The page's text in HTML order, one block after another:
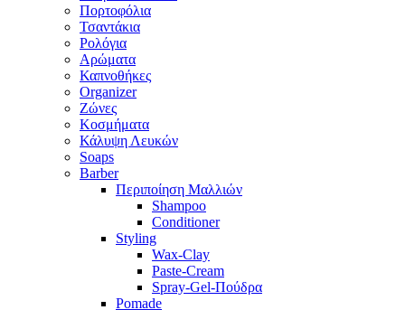
Πορτοφόλια
Τσαντάκια
Ρολόγια
Αρώματα
Καπνοθήκες
Organizer
Ζώνες
Κοσμήματα
Κάλυψη Λευκών
Soaps
Barber
Περιποίηση Μαλλιών
Shampoo
Conditioner
Styling
Wax-Clay
Paste-Cream
Spray-Gel-Πούδρα
Pomade